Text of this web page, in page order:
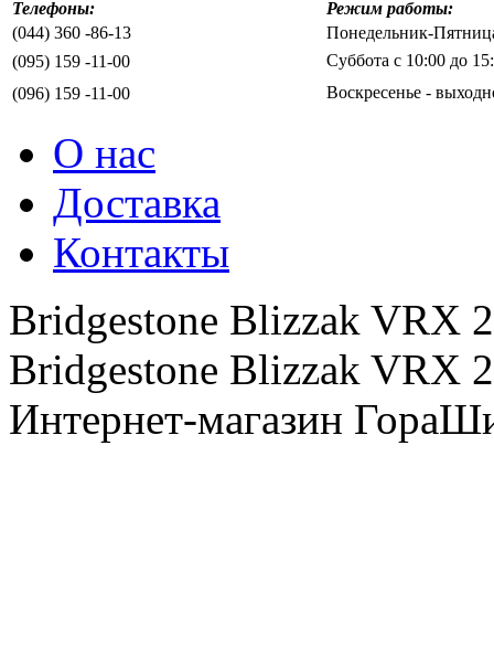
Телефоны:
Режим работы:
(044) 360 -86-13
Понедельник-
(095) 159 -11-00
Суббота с 10:00 до
(096) 159 -11-00
Воскресенье -
О нас
Доставка
Контакты
Bridgestone Blizzak VRX
Bridgestone Blizzak VRX
Интернет-магазин